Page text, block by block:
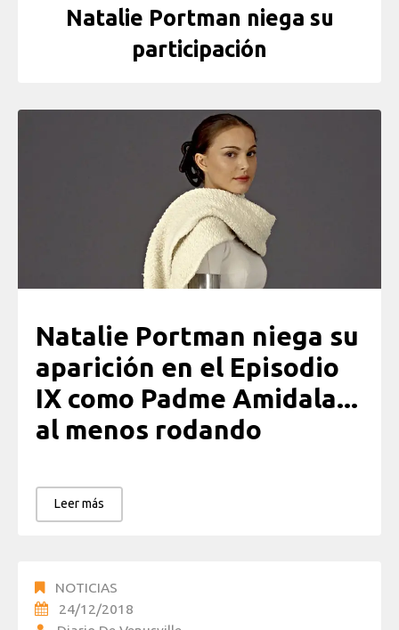
Natalie Portman niega su
participación
Natalie Portman niega su
aparición en el Episodio
IX como Padme Amidala...
al menos rodando
Leer más
NOTICIAS
24/12/2018